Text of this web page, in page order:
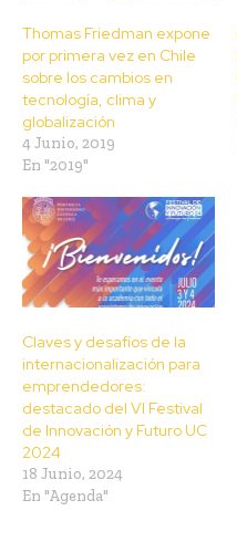
Thomas Friedman expone
por primera vez en Chile
sobre los cambios en
tecnología, clima y
globalización
4 Junio, 2019
En "2019"
Claves y desafíos de la
internacionalización para
emprendedores:
destacado del VI Festival
de Innovación y Futuro UC
2024
18 Junio, 2024
En "Agenda"